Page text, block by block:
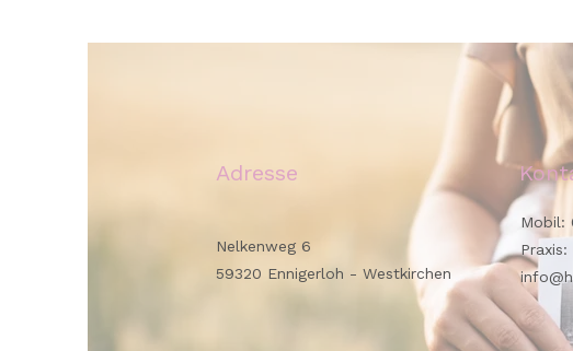
Adresse
Nelkenweg 6
59320 Ennigerloh - Westkirchen
Mobil:
Praxis: